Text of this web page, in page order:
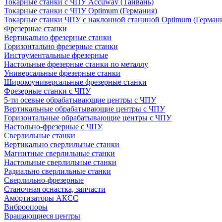
Токарные станки с ЧПУ Accuway (Тайвань)
Токарные станки с ЧПУ Optimum (Германия)
Токарные станки ЧПУ с наклонной станиной Optimum
Фрезерные станки
Вертикально фрезерные станки
Горизонтально фрезерные станки
Инструментальные фрезерные
Настольные фрезерные станки по металлу
Универсальные фрезерные станки
Широкоуниверсальные фрезерные станки
Фрезерные станки с ЧПУ
5-ти осевые обрабатывающие центры с ЧПУ
Вертикальные обрабатывающие центры с ЧПУ
Горизонтальные обрабатывающие центры с ЧПУ
Настольно-фрезерные с ЧПУ
Сверлильные станки
Вертикально сверлильные станки
Магнитные сверлильные станки
Настольные сверлильные станки
Радиально сверлильные станки
Сверлильно-фрезерные
Станочная оснастка, запчасти
Амортизаторы АКСС
Виброопоры
Вращающиеся центры